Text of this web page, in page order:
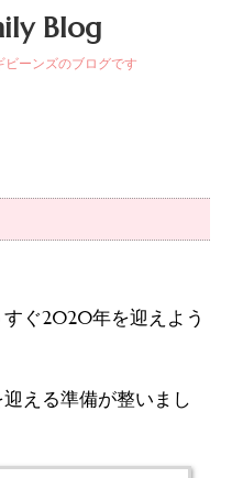
Blog
ーンズのブログです
ぐ2020年を迎えよう
える準備が整いまし